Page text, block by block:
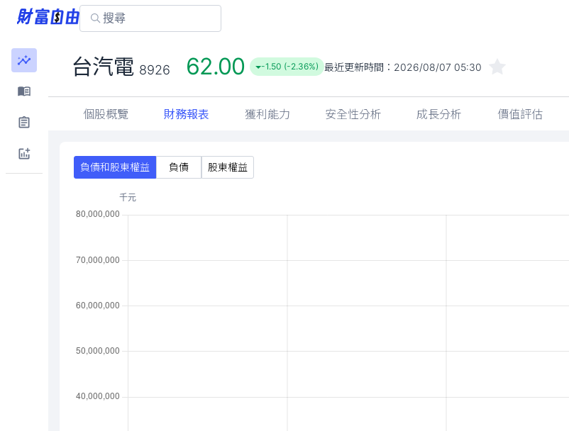
台汽電 8926 62.00 -1.50 (-2.36%) 最近更新時間： 2026/08/07 05:30
個股概覽 財務報表 獲利能力 安全性分析 成長分析 價值評估
負債和股東權益 負債 股東權益